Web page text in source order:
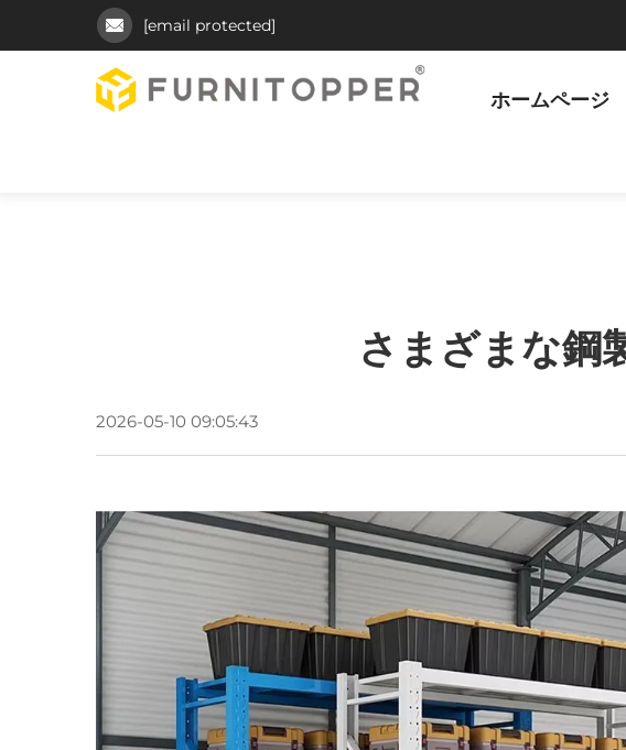
[email protected]
ホームページ
さまざまな鋼
2026-05-10 09:05:43